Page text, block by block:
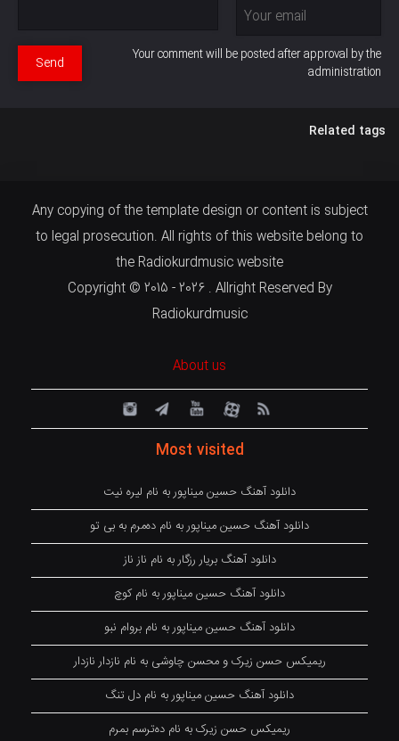
Your comment will be posted after approval by the
administration
Send
Related tags
Any copying of the template design or content is subject
to legal prosecution. All rights of this website belong to
the Radiokurdmusic website
Copyright © 2015 - 2026 . Allright Reserved By
Radiokurdmusic
About us
Most visited
دانلود آهنگ حسین میناپور به نام لیره نیت
دانلود آهنگ حسین میناپور به نام دەمرم بە بی تو
دانلود آهنگ بریار رزگار به نام ناز ناز
دانلود آهنگ حسین میناپور به نام کوچ
دانلود آهنگ حسین میناپور به نام بروام نبو
ریمیکس حسن زیرک و محسن چاوشی به نام نازدار نازدار
دانلود آهنگ حسین میناپور به نام دل تنگ
ریمیکس حسن زیرک به نام دەترسم بمرم